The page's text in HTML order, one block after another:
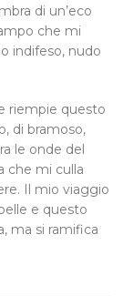
di un’eco
che mi
indifeso, nudo
riempie questo
di bramoso,
le onde del
che mi culla
Il mio viaggio
e questo
ma si ramifica